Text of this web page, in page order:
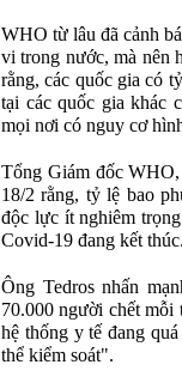
WHO từ lâu đã cảnh
vi trong nước, mà nên
rằng, các quốc gia có
tại các quốc gia khác
mọi nơi có nguy cơ
Tổng Giám đốc WHO,
18/2 rằng, tỷ lệ bao
độc lực ít nghiêm
Covid-19 đang kết thúc.
Ông Tedros nhấn
70.000 người chết mỗi
hệ thống y tế đang
thể kiểm soát".